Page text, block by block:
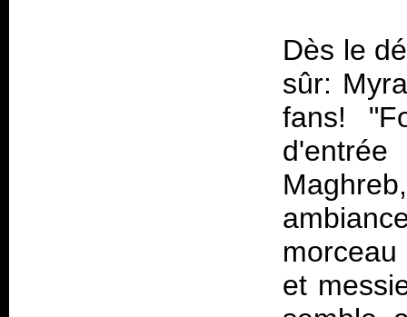
Dès le
sûr:
fans!
et